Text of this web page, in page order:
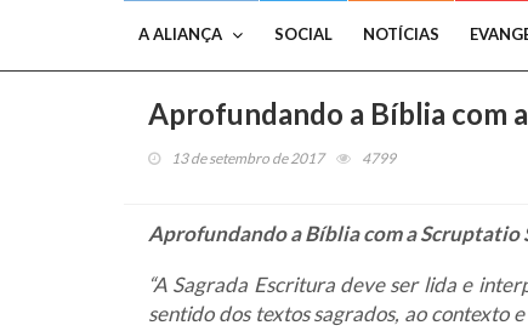
A ALIANÇA SOCIAL NOTÍCIAS
Aprofundando a Bíblia com
13 de setembro de 2017 4799
Aprofundando a Bíblia com a Scruptatio
“A Sagrada Escritura deve ser lida e
sentido dos textos sagrados, ao contexto